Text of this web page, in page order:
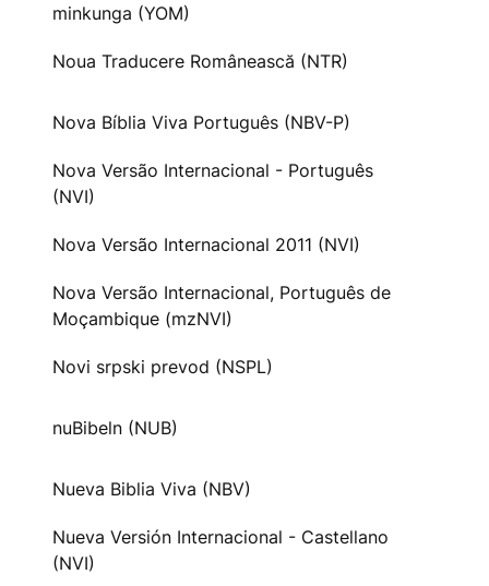
minkunga (YOM)
Noua Traducere Românească (NTR)
Nova Bíblia Viva Português (NBV-P)
Nova Versão Internacional - Português
(NVI)
Nova Versão Internacional 2011 (NVI)
Nova Versão Internacional, Português de
Moçambique (mzNVI)
Novi srpski prevod (NSPL)
nuBibeln (NUB)
Nueva Biblia Viva (NBV)
Nueva Versión Internacional - Castellano
(NVI)